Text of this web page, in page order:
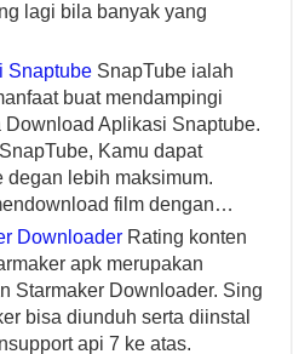
lagi bila banyak yang
Snaptube SnapTube ialah
buat mendampingi
Download Aplikasi Snaptube.
Kamu dapat
degan lebih maksimum.
film dengan…
Downloader Rating konten
apk merupakan
Starmaker Downloader. Sing
bisa diunduh serta diinstal
api 7 ke atas.